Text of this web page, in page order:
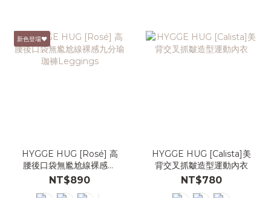
新色登場♥
HYGGE HUG [Rosé] 高
腰後口袋無尷尬線裸感九
分瑜珈褲Leggings
NT$890
HYGGE HUG [Calista]美
背交叉抓皺造型運動內衣
NT$780